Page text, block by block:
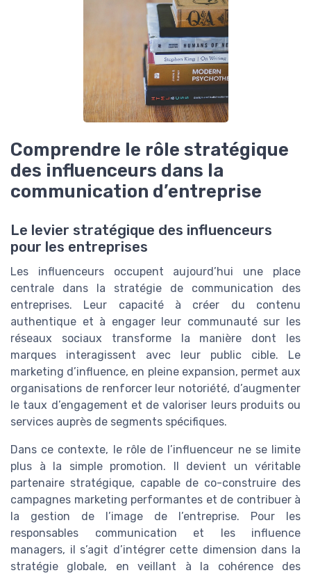
Comprendre le rôle stratégique
des influenceurs dans la
communication d’entreprise
Le levier stratégique des influenceurs
pour les entreprises
Les influenceurs occupent aujourd’hui une place
centrale dans la stratégie de communication des
entreprises. Leur capacité à créer du contenu
authentique et à engager leur communauté sur les
réseaux sociaux transforme la manière dont les
marques interagissent avec leur public cible. Le
marketing d’influence, en pleine expansion, permet aux
organisations de renforcer leur notoriété, d’augmenter
le taux d’engagement et de valoriser leurs produits ou
services auprès de segments spécifiques.
Dans ce contexte, le rôle de l’influenceur ne se limite
plus à la simple promotion. Il devient un véritable
partenaire stratégique, capable de co-construire des
campagnes marketing performantes et de contribuer à
la gestion de l’image de l’entreprise. Pour les
responsables communication et les influence
managers, il s’agit d’intégrer cette dimension dans la
stratégie globale, en veillant à la cohérence des